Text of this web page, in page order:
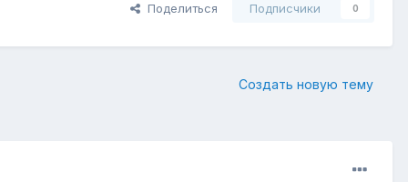
Поделиться Подписчики 0
Создать новую тему